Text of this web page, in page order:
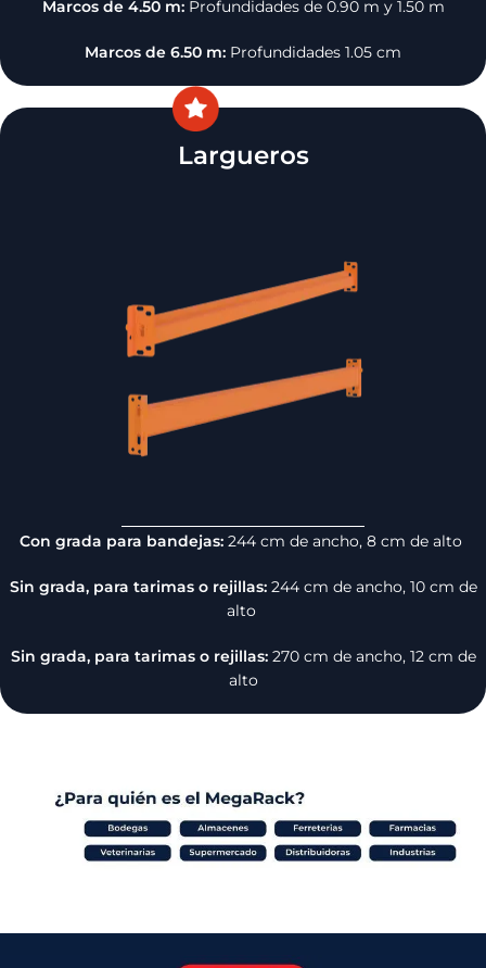
Marcos de 4.50 m:Profundidades de 0.90 m y 1.50 m
Marcos de 6.50 m: Profundidades 1.05 cm
Largueros
Con grada para bandejas: 244 cm de ancho, 8 cm de alto
Sin grada, para tarimas o rejillas:244 cm de ancho, 10 cm de
alto
Sin grada, para tarimas o rejillas:270 cm de ancho, 12 cm de
alto